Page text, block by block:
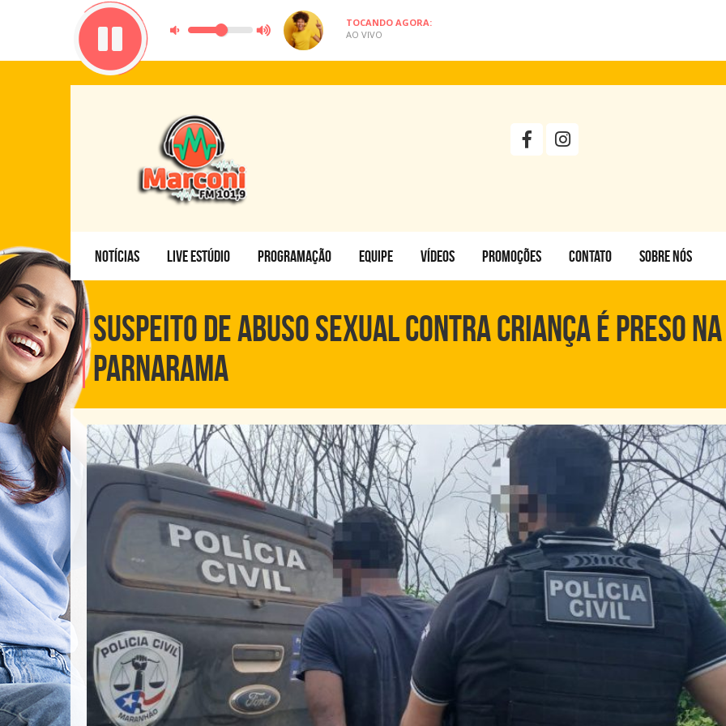
TOCANDO AGORA:
AO VIVO
NOTÍCIAS LIVE ESTÚDIO PROGRAMAÇÃO EQUIPE VÍDEOS PROMOÇÕES CONTATO SOBRE NÓS
Suspeito de abuso sexual contra criança é preso
Parnarama